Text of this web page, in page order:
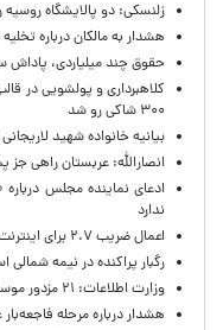
زلنسکی: دو پالایشگاه روسیه
هشدار به مالکان درباره
حقوق چند میلیاردی،
کلاهبرداری و پولشویی در
۳۰۰ شاکی رو شد
بیانیه خانواده شهید
انصارالله: عربستان راهی
ادعای نماینده مجلس
ندارد
اعمال ضریب ۲.۷ برای اینترنت بین‌الملل صحت ندارد
رگبار پراکنده در نیمه شمالی
وزارت اطلاعات: ۲۱ مزدور موساد و ۴ شرور مسلح در کرمان بازداشت شدند
هشدار درباره مرحله